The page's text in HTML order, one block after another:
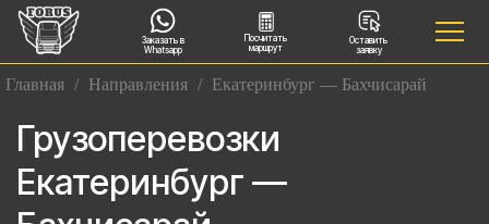
Заказать в
Whatsapp
Посчитать
маршрут
Оставить
заявку
Главная / Направления / Екатеринбург — Бахчисарай
Грузоперевозки
Екатеринбург —